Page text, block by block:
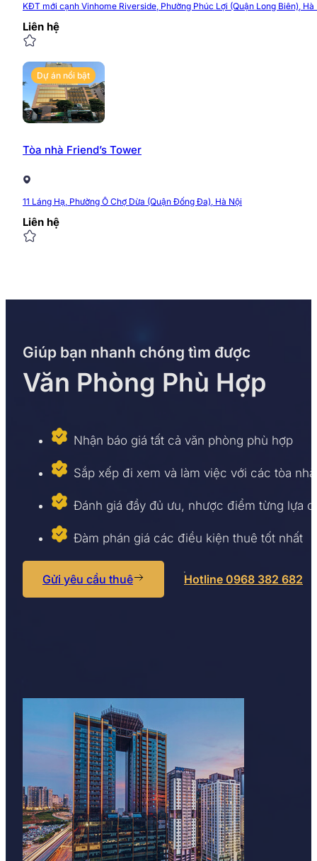
KĐT mới cạnh Vinhome Riverside, Phường Phúc Lợi (Quận Long Biên), Hà
Liên hệ
Dự án nổi bật
Tòa nhà Friend’s Tower
11 Láng Hạ, Phường Ô Chợ Dừa (Quận Đống Đa), Hà Nội
Liên hệ
Giúp bạn nhanh chóng tìm được
Văn Phòng Phù Hợp
Nhận báo giá tất cả văn phòng phù hợp
Sắp xếp đi xem và làm việc với các tòa nhà
Đánh giá đầy đủ ưu, nhược điểm từng lựa
Đàm phán giá các điều kiện thuê tốt nhất
Gửi yêu cầu thuê Hotline 0968 382 682